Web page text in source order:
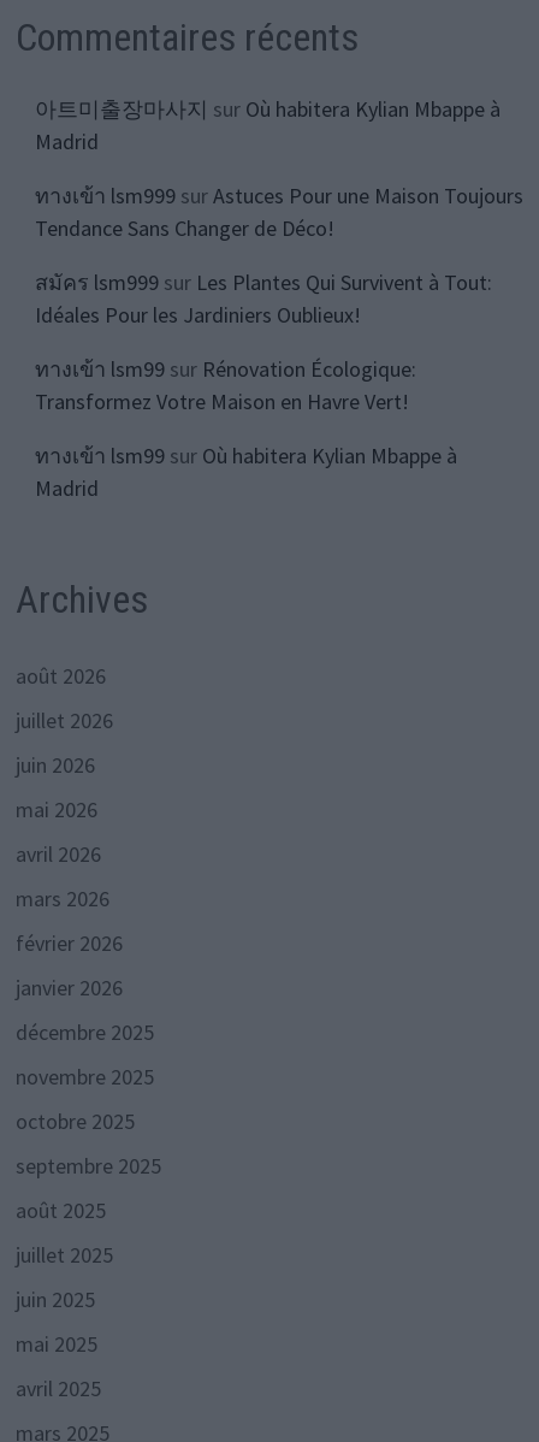
Commentaires récents
아트미출장마사지 sur Où habitera Kylian Mbappe à
Madrid
ทางเข้า lsm999surAstuces Pour une Maison Toujours
Tendance Sans Changer de Déco!
สมัคร lsm999sur Les Plantes Qui Survivent à Tout:
Idéales Pour les Jardiniers Oublieux!
ทางเข้า lsm99sur Rénovation Écologique:
Transformez Votre Maison en Havre Vert!
ทางเข้า lsm99sur Où habitera Kylian Mbappe à
Madrid
Archives
août 2026
juillet 2026
juin 2026
mai 2026
avril 2026
mars 2026
février 2026
janvier 2026
décembre 2025
novembre 2025
octobre 2025
septembre 2025
août 2025
juillet 2025
juin 2025
mai 2025
avril 2025
mars 2025